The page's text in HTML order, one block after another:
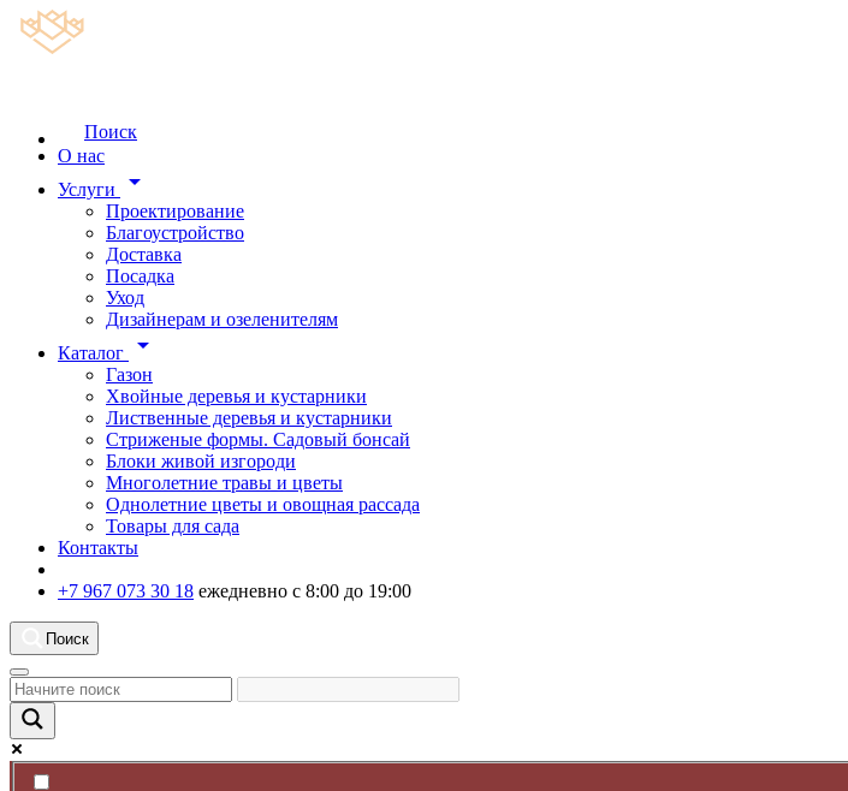
Поиск
О нас
Услуги
arrow_drop_down
Проектирование
Благоустройство
Доставка
Посадка
Уход
Дизайнерам и озеленителям
Каталог
arrow_drop_down
Газон
Хвойные деревья и кустарники
Лиственные деревья и кустарники
Стриженые формы. Садовый бонсай
Блоки живой изгороди
Многолетние травы и цветы
Однолетние цветы и овощная рассада
Товары для сада
Контакты
+7 967 073 30 18 ежедневно с 8:00 до 19:00
Поиск